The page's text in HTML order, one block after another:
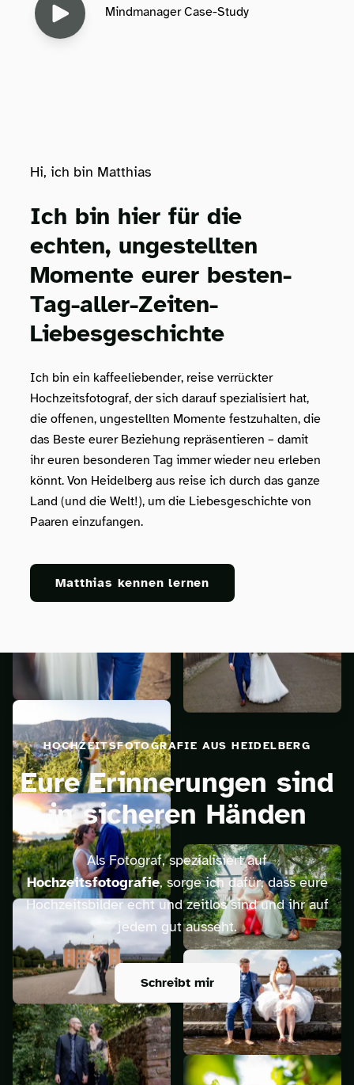
Mindmanager Case-Study
Hi, ich bin Matthias
Ich bin hier für die
echten, ungestellten
Momente eurer besten-
Tag-aller-Zeiten-
Liebesgeschichte
Ich bin ein kaffeeliebender, reise verrückter
Hochzeitsfotograf, der sich darauf spezialisiert hat,
die offenen, ungestellten Momente festzuhalten, die
das Beste eurer Beziehung repräsentieren – damit
ihr euren besonderen Tag immer wieder neu erleben
könnt. Von Heidelberg aus reise ich durch das ganze
Land (und die Welt!), um die Liebesgeschichte von
Paaren einzufangen.
Matthias kennen lernen
HOCHZEITSFOTOGRAFIE AUS HEIDELBERG
Eure Erinnerungen sind
in sicheren Händen
Als Fotograf, spezialisiert auf
Hochzeitsfotografie, sorge ich dafür, dass eure
Hochzeitsbilder echt und zeitlos sind und ihr auf
jedem gut ausseht.
Schreibt mir